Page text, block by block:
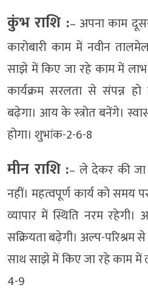
कुंभ राशि :– अपना काम
कारोबारी काम में नवीन
साझे में किए जा रहे काम में लाभ
कार्यक्रम सरलता से संपन्न हो
बढ़ेगा। आय के स्त्रोत बनेंगे।
होगा। शुभांक-2-6-8
मीन राशि :– ले देकर की जा
नहीं। महत्वपूर्ण कार्य को समय
व्यापार में स्थिति नरम
सक्रियता बढ़ेगी। अल्प-परिश्रम
साथ साझे में किए जा रहे काम में
4-9